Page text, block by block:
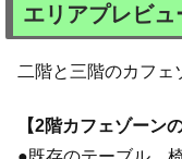
エリアプレビ
二階と三階のカフェ
【2階カフェゾーン